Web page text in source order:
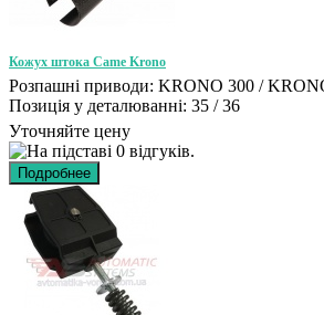
Кожух штока Came Krono
Розпашні приводи: KRONO 300 /
Позиція у деталюванні: 35 / 36
Уточняйте цену